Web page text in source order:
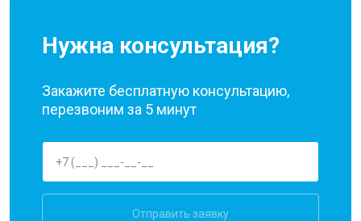
Нужна консультация?
Закажите бесплатную консультацию,
перезвоним за 5 минут
Отправить заявку